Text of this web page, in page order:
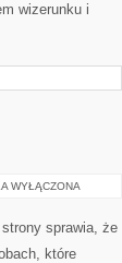
wizerunku i
WYŁĄCZONA
sprawia, że
które